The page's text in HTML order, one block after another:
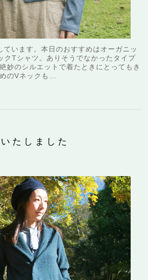
ています。本日のおすすめはオーガニッ
クTシャツ。ありそうでなかったタイプ
妙のシルエットで着たときにとってもき
のVネックも...
たしました